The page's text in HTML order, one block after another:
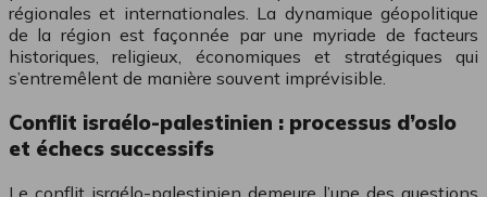
régionales et internationales. La dynamique géopolitique
de la région est façonnée par une myriade de facteurs
historiques, religieux, économiques et stratégiques qui
s’entremêlent de manière souvent imprévisible.
Conflit israélo-palestinien : processus d’oslo
et échecs successifs
Le conflit israélo-palestinien demeure l’une des questions